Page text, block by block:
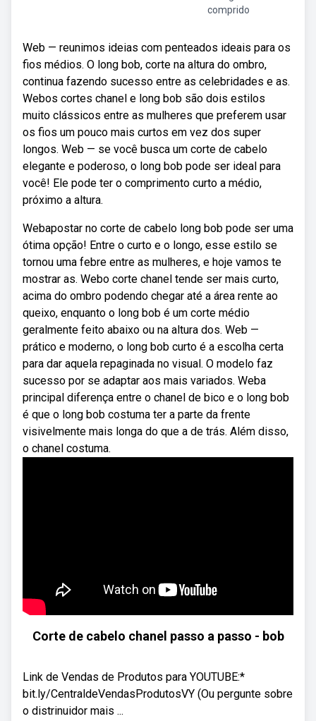
comprido
Web — reunimos ideias com penteados ideais para os
fios médios. O long bob, corte na altura do ombro,
continua fazendo sucesso entre as celebridades e as.
Webos cortes chanel e long bob são dois estilos
muito clássicos entre as mulheres que preferem usar
os fios um pouco mais curtos em vez dos super
longos. Web — se você busca um corte de cabelo
elegante e poderoso, o long bob pode ser ideal para
você! Ele pode ter o comprimento curto a médio,
próximo a altura.
Webapostar no corte de cabelo long bob pode ser uma
ótima opção! Entre o curto e o longo, esse estilo se
tornou uma febre entre as mulheres, e hoje vamos te
mostrar as. Webo corte chanel tende ser mais curto,
acima do ombro podendo chegar até a área rente ao
queixo, enquanto o long bob é um corte médio
geralmente feito abaixo ou na altura dos. Web —
prático e moderno, o long bob curto é a escolha certa
para dar aquela repaginada no visual. O modelo faz
sucesso por se adaptar aos mais variados. Weba
principal diferença entre o chanel de bico e o long bob
é que o long bob costuma ter a parte da frente
visivelmente mais longa do que a de trás. Além disso,
o chanel costuma.
Corte de cabelo chanel passo a passo - bob
Link de Vendas de Produtos para YOUTUBE:*
bit.ly/CentraldeVendasProdutosVY (Ou pergunte sobre
o distrinuidor mais ...